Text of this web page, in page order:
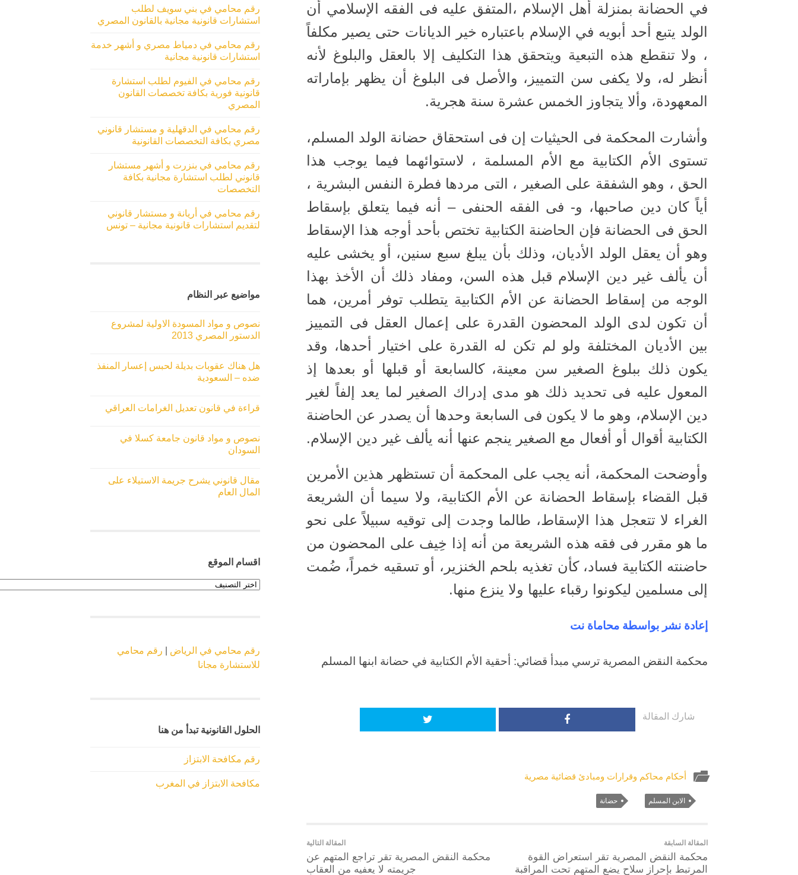
في الحضانة بمنزلة أهل الإسلام ،المتفق عليه فى الفقه الإسلامي أن
الولد يتبع أحد أبويه في الإسلام باعتباره خير الديانات حتى يصير مكلفاً
، ولا تنقطع هذه التبعية ويتحقق هذا التكليف إلا بالعقل والبلوغ لأنه
أنظر له، ولا يكفى سن التمييز، والأصل فى البلوغ أن يظهر بإماراته
المعهودة، وألا يتجاوز الخمس عشرة سنة هجرية.
وأشارت المحكمة فى الحيثيات إن فى استحقاق حضانة الولد المسلم،
تستوى الأم الكتابية مع الأم المسلمة ، لاستوائهما فيما يوجب هذا
الحق ، وهو الشفقة على الصغير ، التى مردها فطرة النفس البشرية ،
أياً كان دين صاحبها، و- فى الفقه الحنفى – أنه فيما يتعلق بإسقاط
الحق فى الحضانة فإن الحاضنة الكتابية تختص بأحد أوجه هذا الإسقاط
وهو أن يعقل الولد الأديان، وذلك بأن يبلغ سبع سنين، أو يخشى عليه
أن يألف غير دين الإسلام قبل هذه السن، ومفاد ذلك أن الأخذ بهذا
الوجه من إسقاط الحضانة عن الأم الكتابية يتطلب توفر أمرين، هما
أن تكون لدى الولد المحضون القدرة على إعمال العقل فى التمييز
بين الأديان المختلفة ولو لم تكن له القدرة على اختيار أحدها، وقد
يكون ذلك ببلوغ الصغير سن معينة، كالسابعة أو قبلها أو بعدها إذ
المعول عليه فى تحديد ذلك هو مدى إدراك الصغير لما يعد إلفاً لغير
دين الإسلام، وهو ما لا يكون فى السابعة وحدها أن يصدر عن الحاضنة
الكتابية أقوال أو أفعال مع الصغير ينجم عنها أنه يألف غير دين الإسلام.
وأوضحت المحكمة، أنه يجب على المحكمة أن تستظهر هذين الأمرين
قبل القضاء بإسقاط الحضانة عن الأم الكتابية، ولا سيما أن الشريعة
الغراء لا تتعجل هذا الإسقاط، طالما وجدت إلى توقيه سبيلاً على نحو
ما هو مقرر فى فقه هذه الشريعة من أنه إذا خِيف على المحضون من
حاضنته الكتابية فساد، كأن تغذيه بلحم الخنزير، أو تسقيه خمراً، ضُمت
إلى مسلمين ليكونوا رقباء عليها ولا ينزع منها.
إعادة نشر بواسطة محاماة نت
محكمة النقض المصرية ترسي مبدأ قضائي: أحقية الأم الكتابية في حضانة ابنها المسلم
شارك المقالة
أحكام محاكم وقرارات ومبادئ قضائية مصرية
الابن المسلم حضانة
المقالة السابقة
محكمة النقض المصرية تقر استعراض القوة
المرتبط بإحراز سلاح يضع المتهم تحت المراقبة
المقالة التالية
محكمة النقض المصرية تقر تراجع المتهم عن
جريمته لا يعفيه من العقاب
رقم محامي في بني سويف لطلب
استشارات قانونية مجانية بالقانون المصري
رقم محامي في دمياط مصري و أشهر خدمة
استشارات قانونية مجانية
رقم محامي في الفيوم لطلب استشارة
قانونية فورية بكافة تخصصات القانون
المصري
رقم محامي في الدقهلية و مستشار قانوني
مصري بكافة التخصصات القانونية
رقم محامي في بنزرت و أشهر مستشار
قانوني لطلب استشارة مجانية بكافة
التخصصات
رقم محامي في أريانة و مستشار قانوني
لتقديم استشارات قانونية مجانية – تونس
مواضيع عبر النظام
نصوص و مواد المسودة الاولية لمشروع
الدستور المصري 2013
هل هناك عقوبات بديلة لحبس إعسار المنفذ
ضده – السعودية
قراءة في قانون تعديل الغرامات العراقي
نصوص و مواد قانون جامعة كسلا في
السودان
مقال قانوني يشرح جريمة الاستيلاء على
المال العام
اقسام الموقع
اقسام
الموقع
رقم محامي في الرياض
رقم محامي
للاستشارة مجانا
الحلول القانونية تبدأ من هنا
رقم مكافحة الابتزاز
مكافحة الابتزاز في المغرب